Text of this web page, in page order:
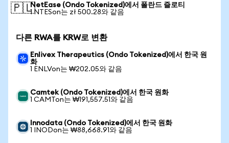
🇵🇱NetEase (Ondo Tokenized)에서 폴란드 즐로티
1 NTESon는 zł 500.28와 같음
다른 RWA를 KRW로 변환
Enlivex Therapeutics (Ondo Tokenized)에서 한국 원
화
1 ENLVon는 ₩202.05와 같음
Camtek (Ondo Tokenized)에서 한국 원화
1 CAMTon는 ₩191,557.51와 같음
Innodata (Ondo Tokenized)에서 한국 원화
1 INODon는 ₩88,668.91와 같음